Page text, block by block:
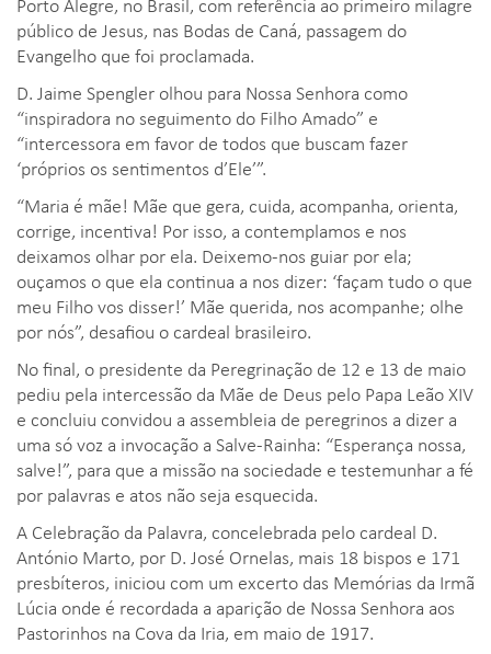
público de Jesus, nas Bodas de Caná, passagem do
Evangelho que foi proclamada.
D. Jaime Spengler olhou para Nossa Senhora como
“inspiradora no seguimento do Filho Amado” e
“intercessora em favor de todos que buscam fazer
‘próprios os sentimentos d’Ele’”.
“Maria é mãe! Mãe que gera, cuida, acompanha, orienta,
corrige, incentiva! Por isso, a contemplamos e nos
deixamos olhar por ela. Deixemo-nos guiar por ela;
ouçamos o que ela continua a nos dizer: ‘façam tudo o que
meu Filho vos disser!’ Mãe querida, nos acompanhe; olhe
por nós”, desafiou o cardeal brasileiro.
No final, o presidente da Peregrinação de 12 e 13 de maio
pediu pela intercessão da Mãe de Deus pelo Papa Leão XIV
e concluiu convidou a assembleia de peregrinos a dizer a
uma só voz a invocação a Salve-Rainha: “Esperança nossa,
salve!”, para que a missão na sociedade e testemunhar a fé
por palavras e atos não seja esquecida.
A Celebração da Palavra, concelebrada pelo cardeal D.
António Marto, por D. José Ornelas, mais 18 bispos e 171
presbíteros, iniciou com um excerto das Memórias da Irmã
Lúcia onde é recordada a aparição de Nossa Senhora aos
Pastorinhos na Cova da Iria, em maio de 1917.